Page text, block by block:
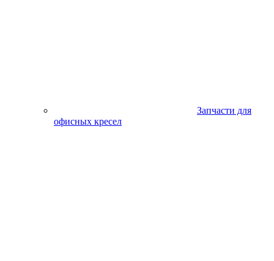
Запчасти для
офисных кресел